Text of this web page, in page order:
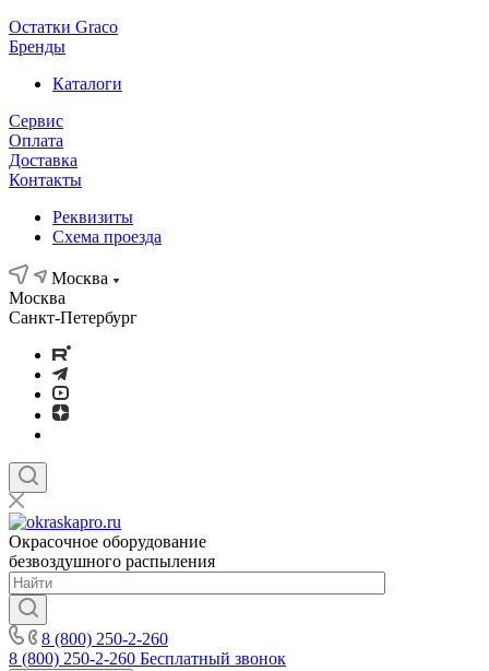
Остатки Graco
Бренды
Каталоги
Сервис
Оплата
Доставка
Контакты
Реквизиты
Схема проезда
Москва
Москва
Санкт-Петербург
Окрасочное оборудование
безвоздушного распыления
8 (800) 250-2-260
8 (800) 250-2-260 Бесплатный звонок